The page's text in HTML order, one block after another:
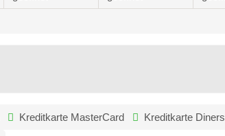
Kreditkarte MasterCard Kreditkarte